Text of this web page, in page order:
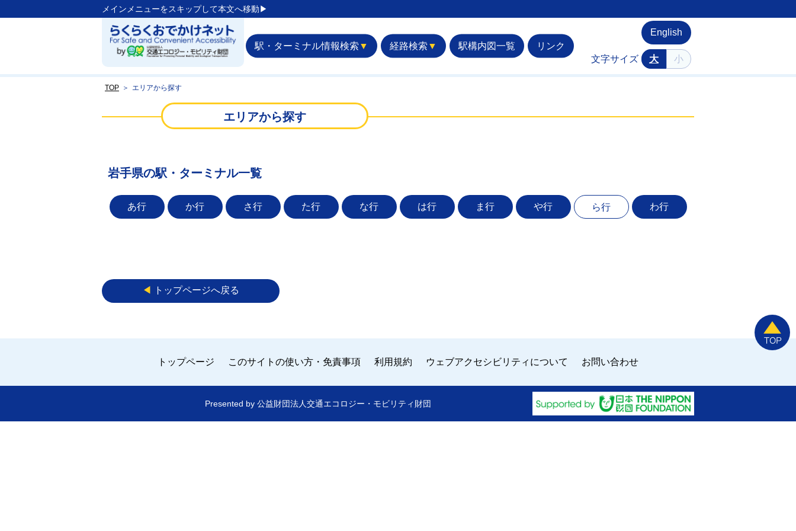
メインメニューをスキップして本文へ移動▶︎
駅・ターミナル情報検索 ▼ 経路検索 ▼ 駅構内図一覧 リンク
English
文字サイズ 大 小
TOP ＞ エリアから探す
エリアから探す
岩手県の駅・ターミナル一覧
あ行 か行 さ行 た行 な行 は行 ま行 や行 ら行 わ行
◀︎ トップページへ戻る
トップページ このサイトの使い方・免責事項 利用規約 ウェブアクセシビリティについて お問い合わせ
Presented by 公益財団法人交通エコロジー・モビリティ財団